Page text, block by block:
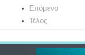
Επόμενο
Τέλος